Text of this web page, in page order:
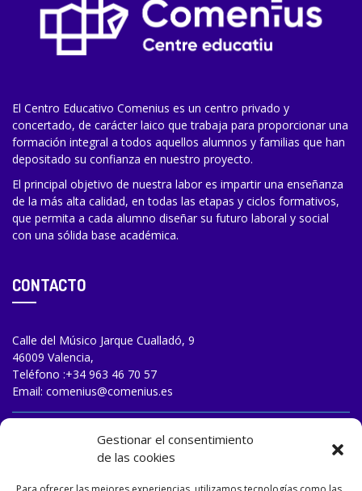
Gestionar el consentimiento
de las cookies
El Centro Educativo Comenius es un centro privado y
concertado, de carácter laico que trabaja para proporcionar una
formación integral a todos aquellos alumnos y familias que han
depositado su confianza en nuestro proyecto.
El principal objetivo de nuestra labor es impartir una enseñanza
de la más alta calidad, en todas las etapas y ciclos formativos,
que permita a cada alumno diseñar su futuro laboral y social
con una sólida base académica.
CONTACTO
Calle del Músico Jarque Cualladó, 9
46009 Valencia,
Teléfono :+34 963 46 70 57
Email: comenius@comenius.es